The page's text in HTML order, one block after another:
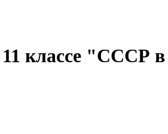
классе "СССР